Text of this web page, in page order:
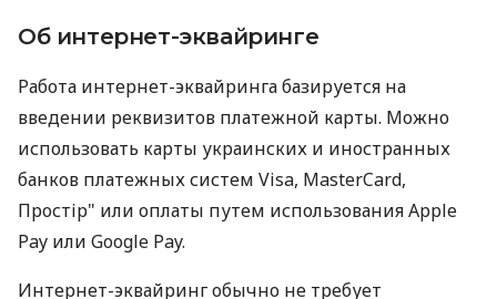
Об интернет-эквайринге
Работа интернет-эквайринга базируется на
введении реквизитов платежной карты. Можно
использовать карты украинских и иностранных
банков платежных систем Visa, MasterCard,
Простір" или оплаты путем использования Apple
Pay или Google Pay.
Интернет-эквайринг обычно не требует